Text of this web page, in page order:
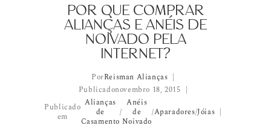
POR QUE COMPRAR
ALIANÇAS E ANÉIS DE
NOIVADO PELA
INTERNET?
PorReisman Alianças
Publicadonovembro 18, 2015
Publicado
em
Alianças
de
Casamento
/
Anéis
de
Noivado
/Aparadores/Jóias